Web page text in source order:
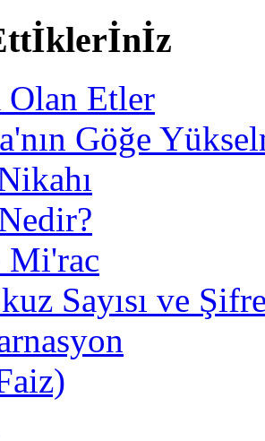
Olan Etler
Göğe
Mi'rac
Sayısı ve